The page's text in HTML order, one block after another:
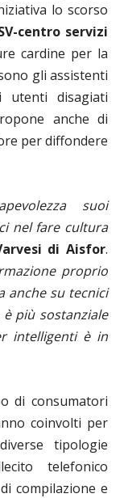
lo scorso
centro servizi
cardine per la
gli assistenti
disagiati
anche di
per diffondere
suoi
nel fare cultura
di Aisfor.
proprio
anche su tecnici
più sostanziale
intelligenti è in
di consumatori
coinvolti per
tipologie
telefonico
compilazione e